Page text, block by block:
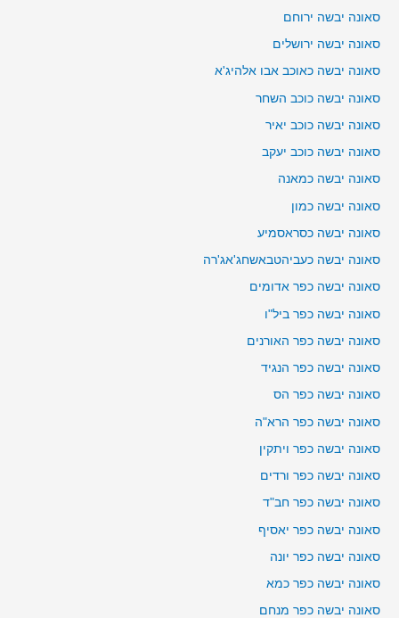
סאונה יבשה ירוחם
סאונה יבשה ירושלים
סאונה יבשה כאוכב אבו אלהיג'א
סאונה יבשה כוכב השחר
סאונה יבשה כוכב יאיר
סאונה יבשה כוכב יעקב
סאונה יבשה כמאנה
סאונה יבשה כמון
סאונה יבשה כסראסמיע
סאונה יבשה כעביהטבאשחג'אג'רה
סאונה יבשה כפר אדומים
סאונה יבשה כפר ביל"ו
סאונה יבשה כפר האורנים
סאונה יבשה כפר הנגיד
סאונה יבשה כפר הס
סאונה יבשה כפר הרא"ה
סאונה יבשה כפר ויתקין
סאונה יבשה כפר ורדים
סאונה יבשה כפר חב"ד
סאונה יבשה כפר יאסיף
סאונה יבשה כפר יונה
סאונה יבשה כפר כמא
סאונה יבשה כפר מנחם